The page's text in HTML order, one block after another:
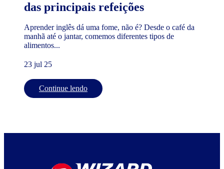
das principais refeições
Aprender inglês dá uma fome, não é? Desde o café da
manhã até o jantar, comemos diferentes tipos de
alimentos...
23 jul 25
Continue lendo